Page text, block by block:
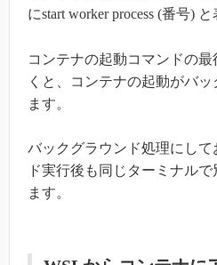
にstart worker process (番号)
コンテナの起動コマンドの
くと、コンテナの起動がバ
ます。
バックグラウンド処理にして
ド実行後も同じターミナル
ます。